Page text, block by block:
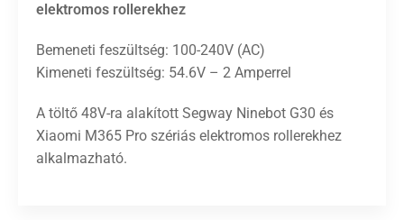
elektromos rollerekhez
Bemeneti feszültség: 100-240V (AC)
Kimeneti feszültség: 54.6V – 2 Amperrel
A töltő 48V-ra alakított Segway Ninebot G30 és
Xiaomi M365 Pro szériás elektromos rollerekhez
alkalmazható.